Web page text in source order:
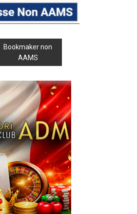
Bookmaker non
AAMS